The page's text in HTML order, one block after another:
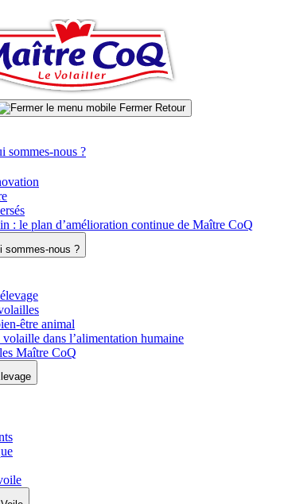
Fermer Retour
sommes-nous ?
: le plan d’amélioration continue de Maître CoQ
sommes-nous ?
être animal
dans l’alimentation humaine
Maître CoQ